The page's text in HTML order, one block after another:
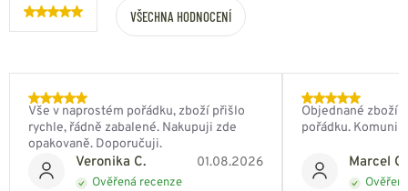
VŠECHNA HODNOCENÍ
Veronika C. 01.08.2026
Ověřená recenze
Vše v naprostém pořádku, zboží přišlo
rychle, řádně zabalené. Nakupuji zde
opakovaně. Doporučuji.
Marcel
Objednané zboží
pořádku.